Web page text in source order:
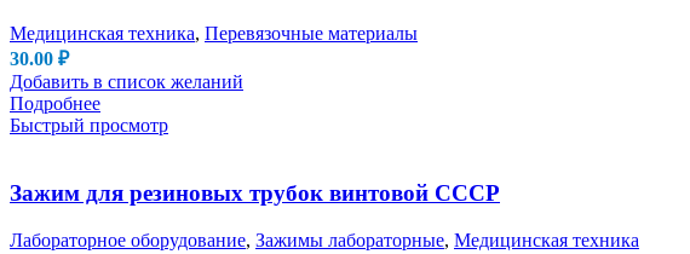
Медицинская техника, Перевязочные материалы
30.00 ₽
Добавить в список желаний
Подробнее
Быстрый просмотр
Зажим для резиновых трубок винтовой СССР
Лабораторное оборудование, Зажимы лабораторные, Медицинская техника